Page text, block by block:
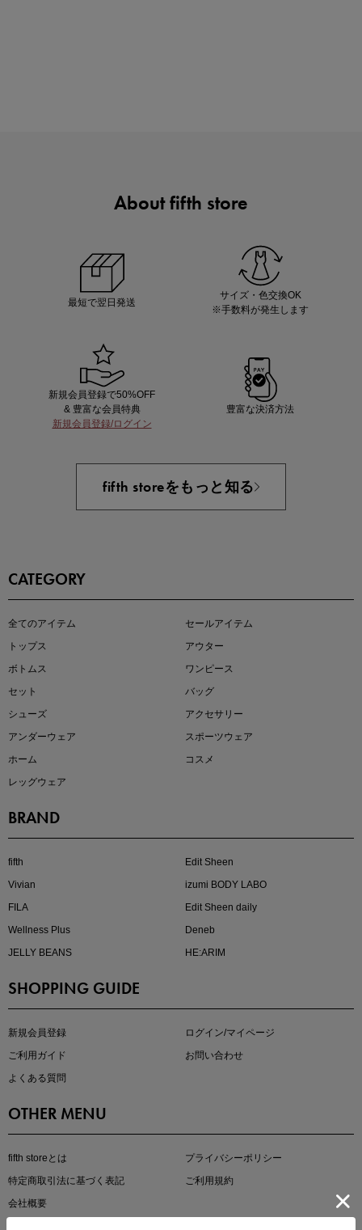
買えば買うほどお得! 最大半額クーポン
近日販売のアイテムを先見せ
真夏のオフィスカジュアル
About fifth store
最短で翌日発送
サイズ・色交換OK
※手数料が発生します
新規会員登録で50%OFF
& 豊富な会員特典
新規会員登録/ログイン
豊富な決済方法
fifth storeをもっと知る
CATEGORY
全てのアイテム
セールアイテム
トップス
アウター
ボトムス
ワンピース
セット
バッグ
シューズ
アクセサリー
アンダーウェア
スポーツウェア
ホーム
コスメ
レッグウェア
BRAND
fifth
Edit Sheen
Vivian
izumi BODY LABO
FILA
Edit Sheen daily
Wellness Plus
Deneb
JELLY BEANS
HE:ARIM
SHOPPING GUIDE
新規会員登録
ログイン/マイページ
ご利用ガイド
お問い合わせ
よくある質問
OTHER MENU
fifth storeとは
プライバシーポリシー
特定商取引法に基づく表記
ご利用規約
会社概要